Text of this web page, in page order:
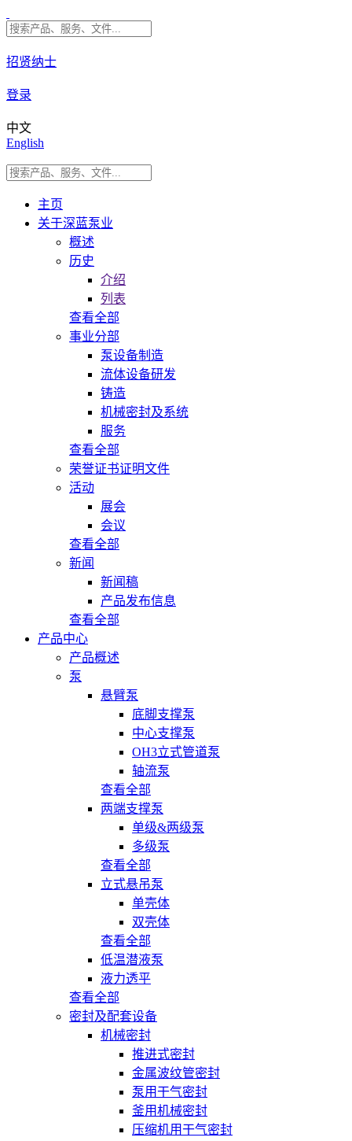
招贤纳士
登录
中文
English
主页
关于深蓝泵业
概述
历史
介绍
列表
查看全部
事业分部
泵设备制造
流体设备研发
铸造
机械密封及系统
服务
查看全部
荣誉证书证明文件
活动
展会
会议
查看全部
新闻
新闻稿
产品发布信息
查看全部
产品中心
产品概述
泵
悬臂泵
底脚支撑泵
中心支撑泵
OH3立式管道泵
轴流泵
查看全部
两端支撑泵
单级&两级泵
多级泵
查看全部
立式悬吊泵
单壳体
双壳体
查看全部
低温潜液泵
液力透平
查看全部
密封及配套设备
机械密封
推进式密封
金属波纹管密封
泵用干气密封
釜用机械密封
压缩机用干气密封